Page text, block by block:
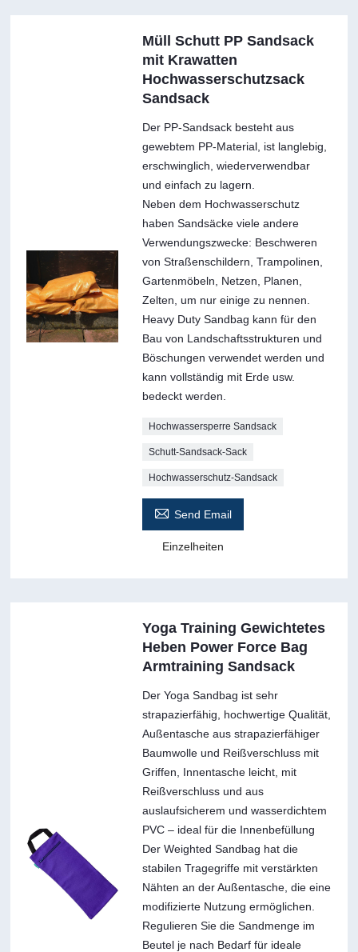
Müll Schutt PP Sandsack
mit Krawatten
Hochwasserschutzsack
Sandsack
Der PP-Sandsack besteht aus
gewebtem PP-Material, ist langlebig,
erschwinglich, wiederverwendbar
und einfach zu lagern.
Neben dem Hochwasserschutz
haben Sandsäcke viele andere
Verwendungszwecke: Beschweren
von Straßenschildern, Trampolinen,
Gartenmöbeln, Netzen, Planen,
Zelten, um nur einige zu nennen.
Heavy Duty Sandbag kann für den
Bau von Landschaftsstrukturen und
Böschungen verwendet werden und
kann vollständig mit Erde usw.
bedeckt werden.
Hochwassersperre Sandsack
Schutt-Sandsack-Sack
Hochwasserschutz-Sandsack
 Send Email
Einzelheiten
Yoga Training Gewichtetes
Heben Power Force Bag
Armtraining Sandsack
Der Yoga Sandbag ist sehr
strapazierfähig, hochwertige Qualität,
Außentasche aus strapazierfähiger
Baumwolle und Reißverschluss mit
Griffen, Innentasche leicht, mit
Reißverschluss und aus
auslaufsicherem und wasserdichtem
PVC – ideal für die Innenbefüllung
Der Weighted Sandbag hat die
stabilen Tragegriffe mit verstärkten
Nähten an der Außentasche, die eine
modifizierte Nutzung ermöglichen.
Regulieren Sie die Sandmenge im
Beutel je nach Bedarf für ideale